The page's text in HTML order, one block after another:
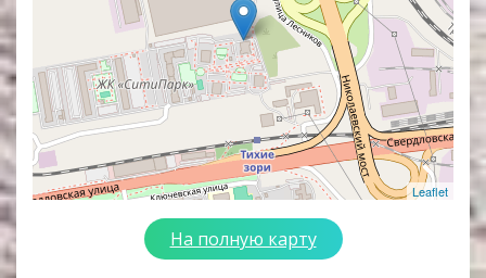
Leaflet
На полную карту